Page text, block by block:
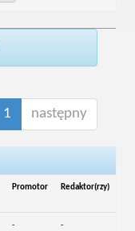
1 następny
Promotor Redaktor(rzy)
- -